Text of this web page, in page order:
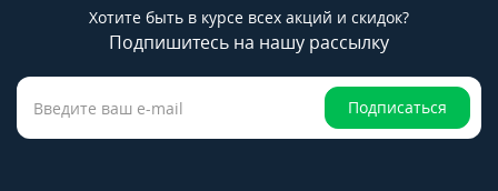
Хотите быть в курсе всех акций и скидок?
Подпишитесь на нашу рассылку
Подписаться